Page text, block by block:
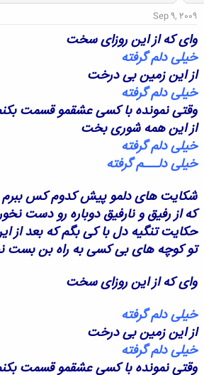
Sep 9, 2009
وای که از این روزای سخت
خیلی دلم گرفته
از این زمین بی درخت
خیلی دلم گرفته
وقتی نمونده با کسی عشقمو قسمت
از این همه شوری بخت
خیلی دلم گرفته
خیلی دلـــم گرفته
شکایت های دلمو پیش کدوم کس ببرم
که از رفیق و نارفیق دوباره رو دست
حکایت تنگیه دل با کی بگم که بعد از
تو کوچه های بی کسی به راه بن بست
وای که از این روزای سخت
خیلی دلم گرفته
از این زمین بی درخت
خیلی دلم گرفته
وقتی نمونده با کسی عشقمو قسمت